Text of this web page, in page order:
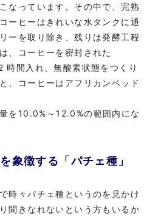
なっています。その中で、完熟
ーヒーはきれいな水タンクに通
ーを取り除き、残りは発酵工程
、コーヒーを密封された
間入れ、無酸素状態をつくり
、コーヒーはアフリカンベッド
を10.0%～12.0%の範囲内にな
象徴する「パチェ種」
時々パチェ種というのを見かけ
聞きなれないという方もいるか